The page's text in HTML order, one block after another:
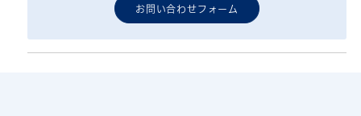
お問い合わせフォーム